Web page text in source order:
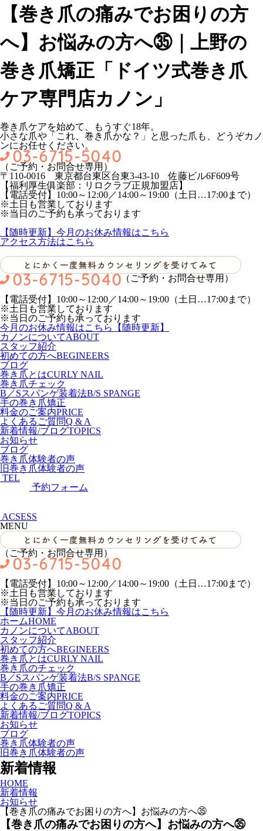
【巻き爪の痛みでお困りの方
へ】お悩みの方へ㉟｜上野の
巻き爪矯正「ドイツ式巻き爪
ケア専門店カノン」
巻き爪ケアを始めて、もうすぐ18年。
小さな爪や「これ、巻き爪かな？」と思った爪も、どうぞカノ
ンにお任せください。
（ご予約・お問合せ専用）
〒110-0016 東京都台東区台東3-43-10 佐藤ビル6F609号
【福利厚生俱楽部：リロクラブ正規加盟店】
【電話受付】10:00～12:00／14:00～19:00（土日…17:00まで）
※土日も営業しております
※当日のご予約も承っております
【随時更新】今月のお休み情報はこちら
アクセス方法はこちら
（ご予約・お問合せ専用）
【電話受付】10:00～12:00／14:00～19:00（土日…17:00まで）
※土日も営業しております
※当日のご予約も承っております
今月のお休み情報はこちら【随時更新】
カノンについてABOUT
スタッフ紹介
初めての方へBEGINEERS
ブログ
巻き爪とはCURLY NAIL
巻き爪チェック
B／Sスパンゲ装着法B/S SPANGE
手の巻き爪矯正
料金のご案内PRICE
よくあるご質問Q & A
新着情報/ブログTOPICS
お知らせ
ブログ
巻き爪体験者の声
旧巻き爪体験者の声
TEL
予約フォーム
ACSESS
MENU
（ご予約・お問合せ専用）
【電話受付】10:00～12:00／14:00～19:00（土日…17:00まで）
※土日も営業しております
※当日のご予約も承っております
【随時更新】今月のお休み情報はこちら
ホームHOME
カノンについてABOUT
スタッフ紹介
初めての方へBEGINEERS
巻き爪とはCURLY NAIL
巻き爪のチェック
B／Sスパンゲ装着法B/S SPANGE
手の巻き爪矯正
料金のご案内PRICE
よくあるご質問Q & A
新着情報/ブログTOPICS
お知らせ
ブログ
巻き爪体験者の声
旧巻き爪体験者の声
新着情報
HOME
新着情報
お知らせ
【巻き爪の痛みでお困りの方へ】お悩みの方へ㉟
【巻き爪の痛みでお困りの方へ】お悩みの方へ㉟